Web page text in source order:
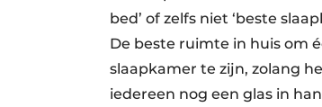
bed’ of zelfs niet ‘beste
De beste ruimte in huis om
slaapkamer te zijn, zolang
iedereen nog een glas in